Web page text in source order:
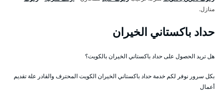
منازل.
حداد باكستاني الخيران
هل تريد الحصول على حداد باكستاني الخيران بالكويت؟
بكل سرور نوفر لكم خدمة حداد باكستاني الخيران الكويت المحترف والقادر علة تقديم
أعمال